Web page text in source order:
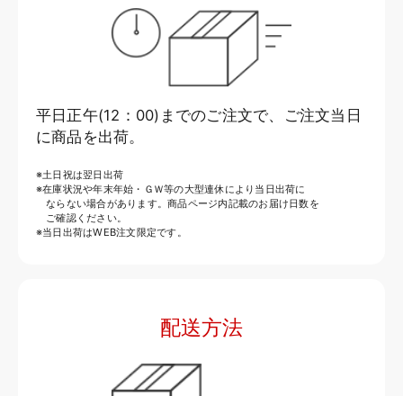
平日正午(12：00)までのご注文で、ご注文当日
に商品を出荷。
※土日祝は翌日出荷
※在庫状況や年末年始・ＧＷ等の大型連休により当日出荷に
ならない場合があります。商品ページ内記載のお届け日数を
ご確認ください。
※当日出荷はWEB注文限定です。
配送方法